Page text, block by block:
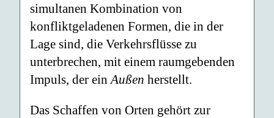
simultanen Kombination von
konfliktgeladenen Formen, die in der
Lage sind, die Verkehrsflüsse zu
unterbrechen, mit einem raumgebenden
Impuls, der einAußen herstellt.
Das Schaffen von Orten gehört zur